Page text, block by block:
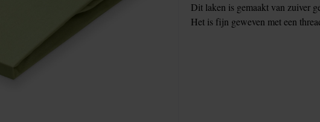
Dit laken is gemaakt van zuiver
Het is fijn geweven met een